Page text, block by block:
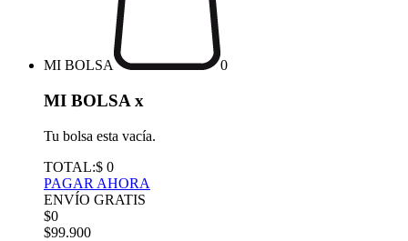
MI BOLSA 0
MI BOLSA x
Tu bolsa esta vacía.
TOTAL:$ 0
PAGAR AHORA
ENVÍO GRATIS
$0
$99.900